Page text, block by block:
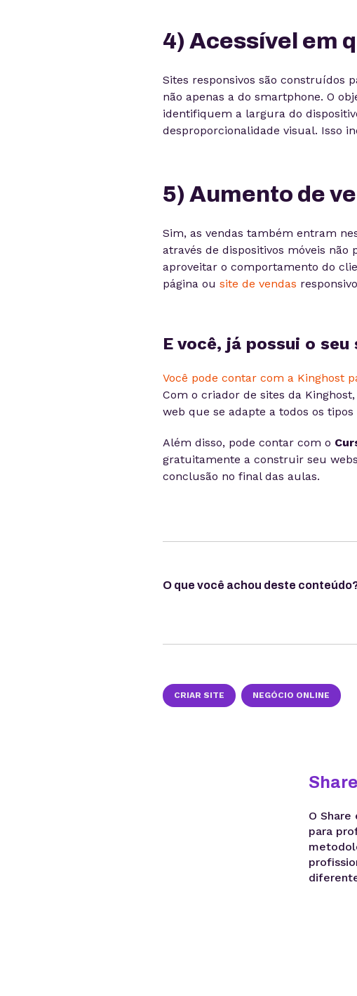
4) Acessível em
Sites responsivos são construídos
não apenas a do smartphone. O
identifiquem a largura do
desproporcionalidade visual. Isso
5) Aumento de
Sim, as vendas também entram
através de dispositivos móveis não
aproveitar o comportamento do
página ou site de vendas
E você, já possui o
Você pode contar com a Kinghost
Com o criador de sites da
web que se adapte a todos os tipos
Além disso, pode contar com o
gratuitamente a construir seu
conclusão no final das aulas.
O que você achou deste
CRIAR SITE NEGÓCIO ONLINE
Share
O
para